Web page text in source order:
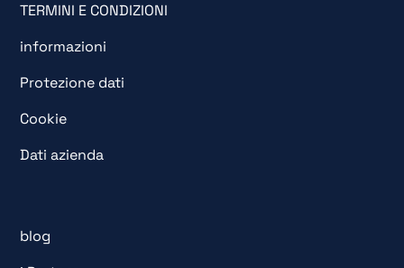
TERMINI E CONDIZIONI
informazioni
Protezione dati
Cookie
Dati azienda
blog